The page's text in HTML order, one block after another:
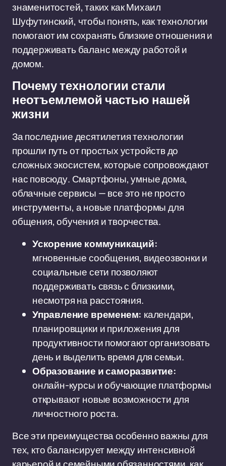
знаменитостей, таких как Михаил
Шуфутинский, чтобы понять, как технологии
помогают им сохранять близкие отношения и
поддерживать баланс между работой и
домом.
Почему технологии стали
неотъемлемой частью нашей
жизни
За последние десятилетия технологии
прошли путь от простых устройств до
сложных экосистем, которые сопровождают
нас повсюду. Смартфоны, умные дома,
облачные сервисы — все это не просто
инструменты, а новые платформы для
общения, обучения и творчества.
Ускорение коммуникаций:
мгновенные сообщения, видеозвонки и
социальные сети позволяют
поддерживать связь с близкими,
несмотря на расстояния.
Управление временем: календари,
планировщики и приложения для
продуктивности помогают организовать
день и выделить время для семьи.
Образование и саморазвитие:
онлайн-курсы и обучающие платформы
открывают новые возможности для
личностного роста.
Все эти преимущества особенно важны для
тех, кто балансирует между интенсивной